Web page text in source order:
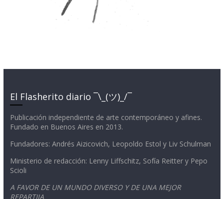
El Flasherito diario ¯\_(ツ)_/¯
Publicación independiente de arte contemporáneo y afines.
Fundado en Buenos Aires en 2013.
Fundadores: Andrés Aizicovich, Leopoldo Estol y Liv Schulman
Ministerio de redacción: Lenny Liffschitz, Sofía Reitter y Pepo
Scioli
A FAVOR DE UN MUNDO DIVERSO Y DE UNA MEJOR
REPARTIJA